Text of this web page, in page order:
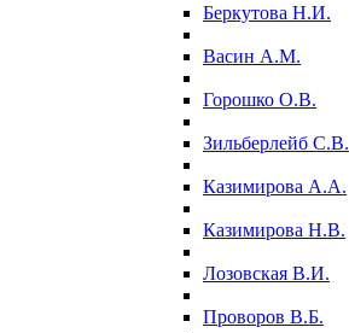
Беркутова Н.И.
Васин А.М.
Горошко О.В.
Зильберлейб С.В.
Казимирова А.А.
Казимирова Н.В.
Лозовская В.И.
Проворов В.Б.